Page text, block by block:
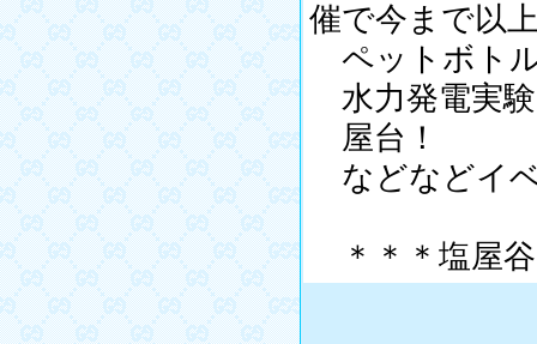
催で今まで以
ペットボト
水力発電実
屋台！
などなどイ
＊＊＊塩屋